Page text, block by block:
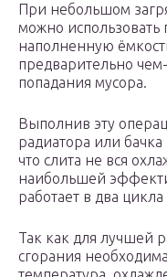
При небольшом
можно использовать
наполненную
предварительно
попадания мусора.
Выполнив эту
радиатора или
что слита не вся
наибольшей
работает в два цикла
Так как для лучшей
сгорания